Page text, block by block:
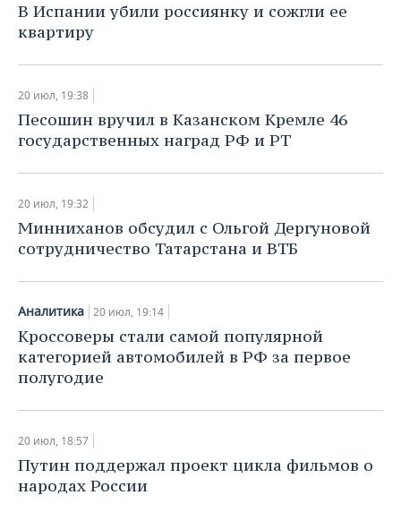
В Испании убили россиянку и сожгли ее
квартиру
20 июл, 19:38
Песошин вручил в Казанском Кремле 46
государственных наград РФ и РТ
20 июл, 19:32
Минниханов обсудил с Ольгой Дергуновой
сотрудничество Татарстана и ВТБ
Аналитика 20 июл, 19:14
Кроссоверы стали самой популярной
категорией автомобилей в РФ за первое
полугодие
20 июл, 18:57
Путин поддержал проект цикла фильмов о
народах России